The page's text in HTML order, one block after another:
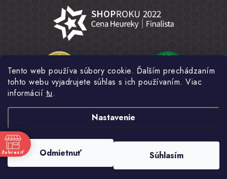
Tento web používa súbory cookie. Ďalším prechádzaním
tohto webu vyjadrujete súhlas s ich používaním. Viac
informácií tu.
Nastavenie
Odmietnuť Súhlasím
Hodnotenie obchodu
Obchodné podmienky
Ochrana osobných údajov
Kamenná predajňa
Fotogaléria
Novinky
Vytvoril Shoptet
Copyright 2026 . Všetky práva vyhradené.Upraviť nastavenie
Zobraziť